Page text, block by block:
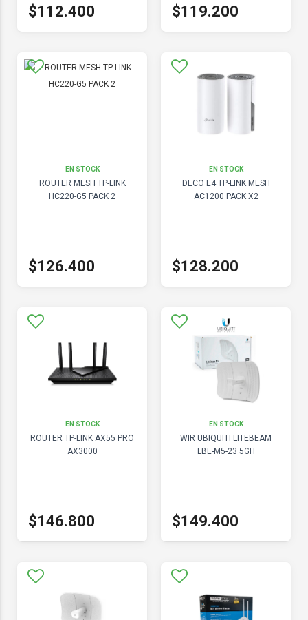
$112.400 $119.200
EN STOCK
ROUTER MESH TP-LINK
HC220-G5 PACK 2
$126.400
EN STOCK
DECO E4 TP-LINK MESH
AC1200 PACK X2
$128.200
EN STOCK
ROUTER TP-LINK AX55 PRO
AX3000
$146.800
EN STOCK
WIR UBIQUITI LITEBEAM
LBE-M5-23 5GH
$149.400